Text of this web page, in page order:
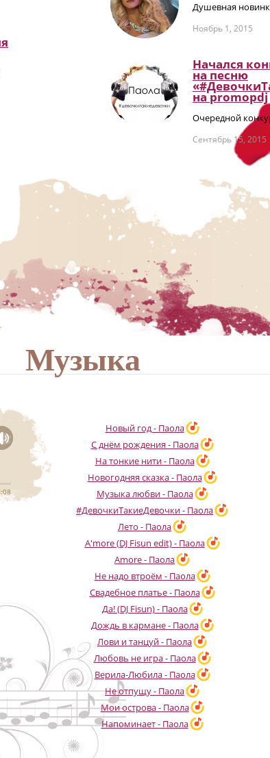
Душевная
Ноябрь 1, 2015
Начался
на песню
на promоpdj
Очередной
Сентябрь 15, 2015
Музыка
Новый год - Паола
С днём рождения - Паола
На тонкие нити - Паола
Новогодняя сказка - Паола
Музыка любви - Паола
#ДевочкиТакиеДевочки - Паола
Лето - Паола
A'more (DJ Fisun edit) - Паола
Amore - Паола
Не надо втроём - Паола
Свадебное платье - Паола
Да! (DJ Fisun) - Паола
Дождь в кармане - Паола
Лови и танцуй - Паола
Любовь не игра - Паола
Верила-Любила - Паола
Не отпущу - Паола
Мои острова - Паола
Напоминает - Паола